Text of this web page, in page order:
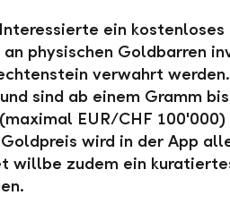
ein kostenloses
physischen Goldbarren
verwahrt
sind ab einem Gramm
EUR/CHF 100'000)
wird in der App
willbe zudem ein